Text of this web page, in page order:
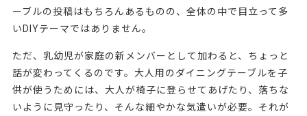
ーブルの投稿はもちろんあるものの、全体の中で目立って多
いDIYテーマではありません。
ただ、乳幼児が家庭の新メンバーとして加わると、ちょっと
話が変わってくるのです。大人用のダイニングテーブルを子
供が使うためには、大人が椅子に登らせてあげたり、落ちな
いように見守ったり、そんな細やかな気遣いが必要。それが